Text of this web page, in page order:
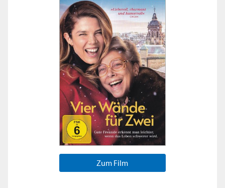
Zum Film